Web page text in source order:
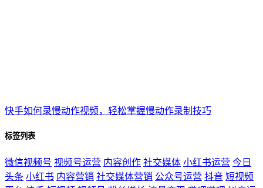
快手如何录慢动作视频，轻松掌握慢动作录制技巧
标签列表
微信视频号 视频号运营 内容创作 社交媒体 小红书运营 今日
头条 小红书 内容营销 社交媒体营销 公众号运营 抖音 短视频